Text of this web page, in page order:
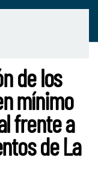
de los
mínimo
frente a
de La